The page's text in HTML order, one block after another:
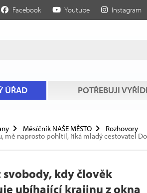
Facebook Youtube Instagram
ÚŘAD POTŘEBUJI
Měsíčník NAŠE MĚSTO Rozhovory
mě naprosto pohltil, říká mladý cestovatel
svobody, kdy člověk
ubíhající krajinu z okna